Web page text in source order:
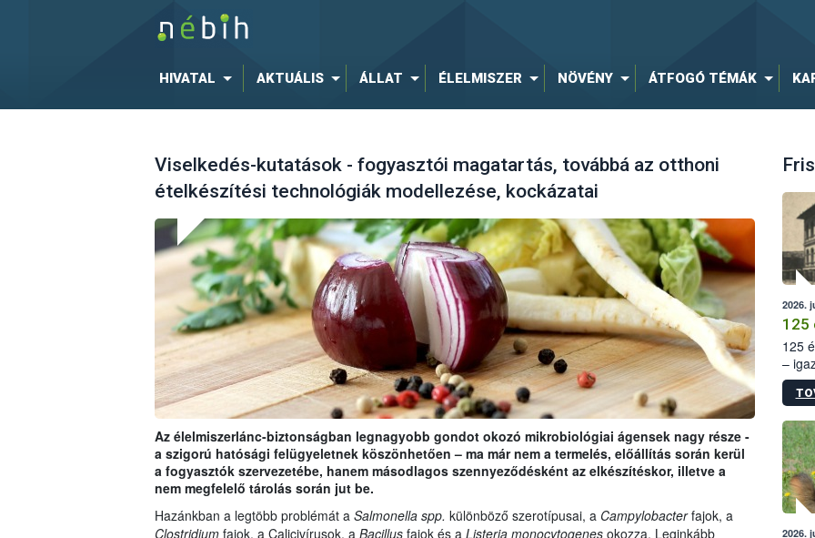
HIVATAL AKTUÁLIS ÁLLAT ÉLELMISZER NÖVÉNY ÁTFOGÓ TÉMÁK
Viselkedés-kutatások - fogyasztói magatartás, továbbá az otthoni
ételkészítési technológiák modellezése, kockázatai
Az élelmiszerlánc-biztonságban legnagyobb gondot okozó mikrobiológiai ágensek nagy része -
a szigorú hatósági felügyeletnek köszönhetően – ma már nem a termelés, előállítás során kerül
a fogyasztók szervezetébe, hanem másodlagos szennyeződésként az elkészítéskor, illetve a
nem megfelelő tárolás során jut be.
Hazánkban a legtöbb problémát a Salmonella spp. különböző szerotípusai, a Campylobacterfajok, a
Clostridiumfajok, a Calicivírusok, a Bacillusfajok és a Listeria monocytogenesokozza. Leginkább
2026.
125
125
–
15.
2026.